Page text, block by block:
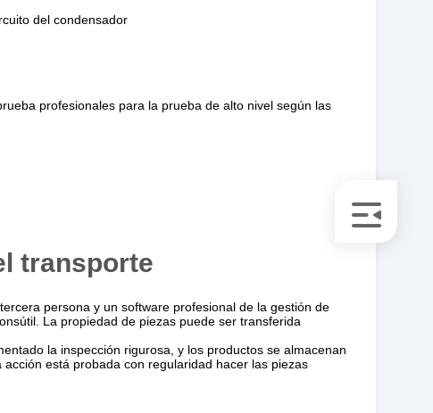
del condensador
profesionales para la prueba de alto nivel según las
transporte
persona y un software profesional de la gestión de
La propiedad de piezas puede ser transferida
la inspección rigurosa, y los productos se almacenan
está probada con regularidad hacer las piezas